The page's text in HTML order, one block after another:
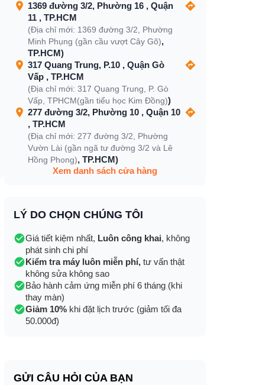
1369 đường 3/2, Phường 16 , Quận
11 , TP.HCM
(Địa chỉ mới: 1369 đường 3/2, Phường
Minh Phụng (gần cầu vượt Cây Gõ),
TP.HCM)
317 Quang Trung, P.10 , Quận Gò
Vấp , TP.HCM
(Địa chỉ mới: 317 Quang Trung, P. Gò
Vấp, TPHCM(gần tiểu học Kim Đồng))
277 đường 3/2, Phường 10 , Quận 10
, TP.HCM
(Địa chỉ mới: 277 đường 3/2, Phường
Vườn Lài (gần ngã tư đường 3/2 và Lê
Hồng Phong), TP.HCM)
Xem danh sách cửa hàng
LÝ DO CHỌN CHÚNG TÔI
Giá tiết kiệm nhất, Luôn công khai, không
phát sinh chi phí
Kiểm tra máy luôn miễn phí, tư vấn thật
không sửa không sao
Bảo hành cảm ứng miễn phí 6 tháng (khi
thay màn)
Giảm 10% khi đặt lịch trước (giảm tối đa
50.000đ)
GỬI CÂU HỎI CỦA BẠN